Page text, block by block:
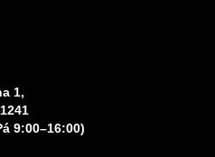
1,
9:00–16:00)